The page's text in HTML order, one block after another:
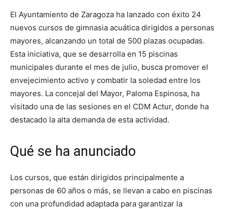
El Ayuntamiento de Zaragoza ha lanzado con éxito 24
nuevos cursos de gimnasia acuática dirigidos a personas
mayores, alcanzando un total de 500 plazas ocupadas.
Esta iniciativa, que se desarrolla en 15 piscinas
municipales durante el mes de julio, busca promover el
envejecimiento activo y combatir la soledad entre los
mayores. La concejal del Mayor, Paloma Espinosa, ha
visitado una de las sesiones en el CDM Actur, donde ha
destacado la alta demanda de esta actividad.
Qué se ha anunciado
Los cursos, que están dirigidos principalmente a
personas de 60 años o más, se llevan a cabo en piscinas
con una profundidad adaptada para garantizar la